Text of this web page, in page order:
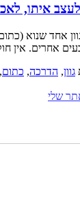
איתו,
אחד שנוא
אחרים. אין
גוון, הדרכה, כתום,